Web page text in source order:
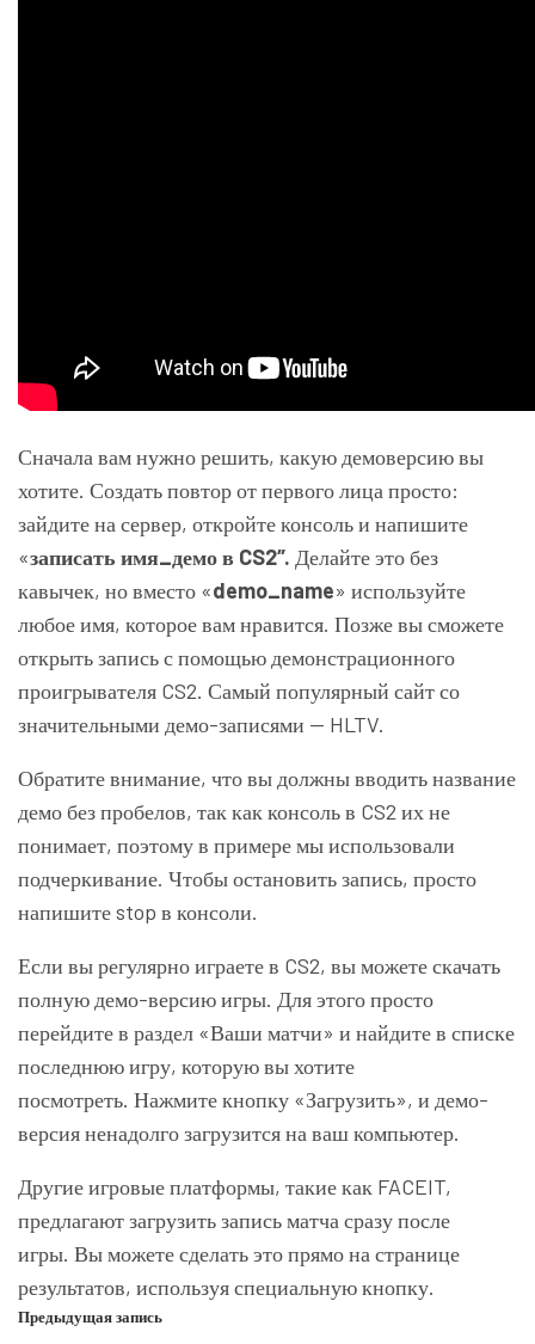
Сначала вам нужно решить, какую демоверсию вы
хотите. Создать повтор от первого лица просто:
зайдите на сервер, откройте консоль и напишите
«записать имя_демо в CS2″. Делайте это без
кавычек, но вместо «demo_name» используйте
любое имя, которое вам нравится. Позже вы сможете
открыть запись с помощью демонстрационного
проигрывателя CS2. Самый популярный сайт со
значительными демо-записями — HLTV.
Обратите внимание, что вы должны вводить название
демо без пробелов, так как консоль в CS2 их не
понимает, поэтому в примере мы использовали
подчеркивание. Чтобы остановить запись, просто
напишите stop в консоли.
Если вы регулярно играете в CS2, вы можете скачать
полную демо-версию игры. Для этого просто
перейдите в раздел «Ваши матчи» и найдите в списке
последнюю игру, которую вы хотите
посмотреть. Нажмите кнопку «Загрузить», и демо-
версия ненадолго загрузится на ваш компьютер.
Другие игровые платформы, такие как FACEIT,
предлагают загрузить запись матча сразу после
игры. Вы можете сделать это прямо на странице
результатов, используя специальную кнопку.
Предыдущая запись